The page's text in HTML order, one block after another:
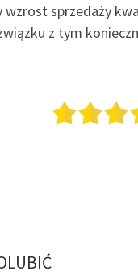
wzrost sprzedaży
z tym